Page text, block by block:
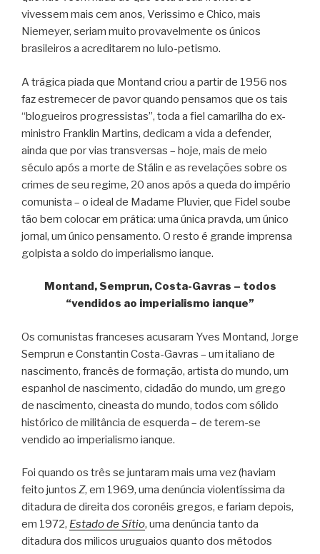
vivessem mais cem anos, Verissimo e Chico, mais
Niemeyer, seriam muito provavelmente os únicos
brasileiros a acreditarem no lulo-petismo.
A trágica piada que Montand criou a partir de 1956 nos
faz estremecer de pavor quando pensamos que os tais
“blogueiros progressistas”, toda a fiel camarilha do ex-
ministro Franklin Martins, dedicam a vida a defender,
ainda que por vias transversas – hoje, mais de meio
século após a morte de Stálin e as revelações sobre os
crimes de seu regime, 20 anos após a queda do império
comunista – o ideal de Madame Pluvier, que Fidel soube
tão bem colocar em prática: uma única pravda, um único
jornal, um único pensamento. O resto é grande imprensa
golpista a soldo do imperialismo ianque.
Montand, Semprun, Costa-Gavras – todos
“vendidos ao imperialismo ianque”
Os comunistas franceses acusaram Yves Montand, Jorge
Semprun e Constantin Costa-Gavras – um italiano de
nascimento, francês de formação, artista do mundo, um
espanhol de nascimento, cidadão do mundo, um grego
de nascimento, cineasta do mundo, todos com sólido
histórico de militância de esquerda – de terem-se
vendido ao imperialismo ianque.
Foi quando os três se juntaram mais uma vez (haviam
feito juntos Z, em 1969, uma denúncia violentíssima da
ditadura de direita dos coronéis gregos, e fariam depois,
em 1972, Estado de Sítio, uma denúncia tanto da
ditadura dos milicos uruguaios quanto dos métodos